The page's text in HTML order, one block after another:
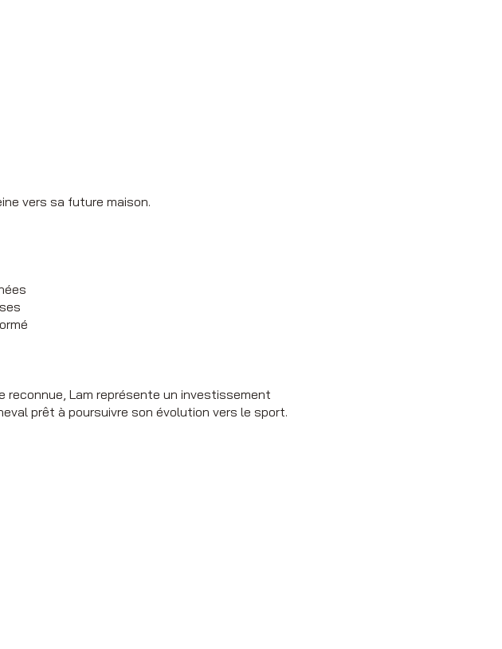
vers sa future maison.
Lam représente un investissement
prêt à poursuivre son évolution vers le sport.